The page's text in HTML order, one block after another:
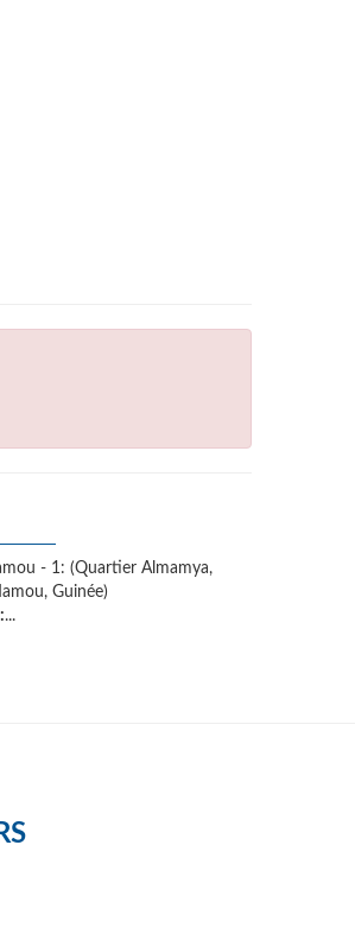
- 1: (Quartier Almamya,
Guinée)
...